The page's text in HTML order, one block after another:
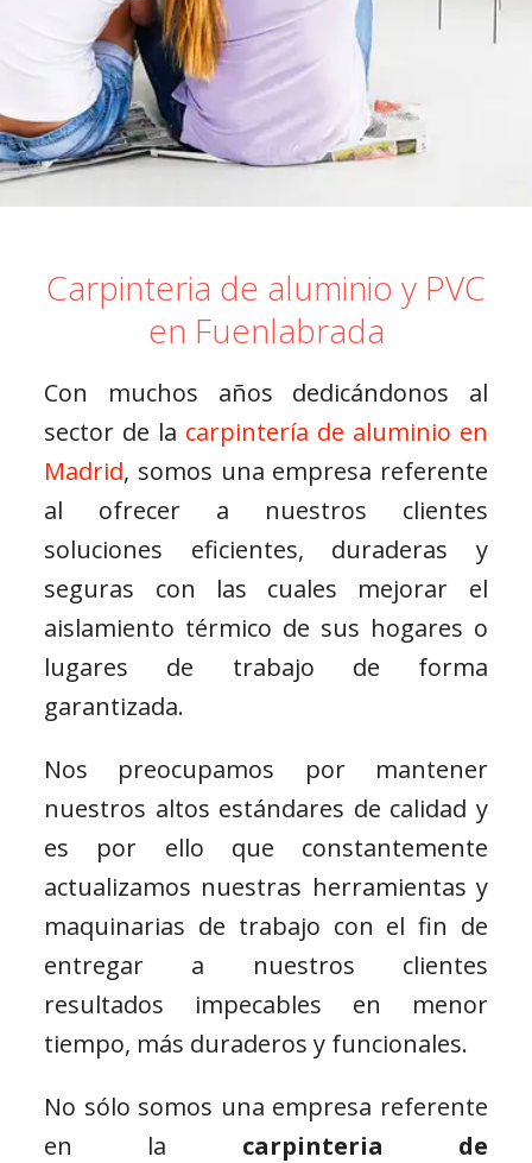
Carpinteria de aluminio y PVC
en Fuenlabrada
Con muchos años dedicándonos al
sector de la carpintería de aluminio en
Madrid, somos una empresa referente
al ofrecer a nuestros clientes
soluciones eficientes, duraderas y
seguras con las cuales mejorar el
aislamiento térmico de sus hogares o
lugares de trabajo de forma
garantizada.
Nos preocupamos por mantener
nuestros altos estándares de calidad y
es por ello que constantemente
actualizamos nuestras herramientas y
maquinarias de trabajo con el fin de
entregar a nuestros clientes
resultados impecables en menor
tiempo, más duraderos y funcionales.
No sólo somos una empresa referente
en la carpinteria de